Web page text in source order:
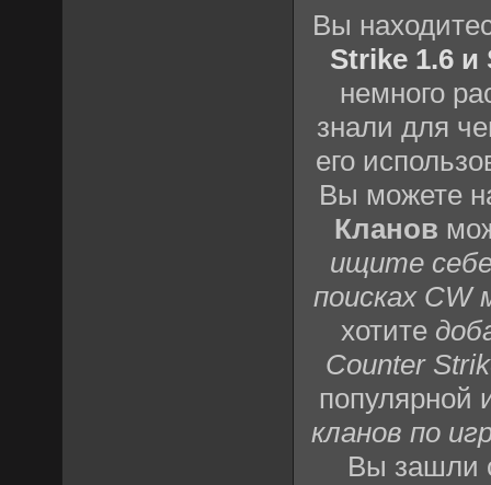
Вы
Strike 1.6 и
немного
знали для
его
Вы можете
Кланов
ищите
поисках CW
хотите
Counter
кланов по
Вы зашли